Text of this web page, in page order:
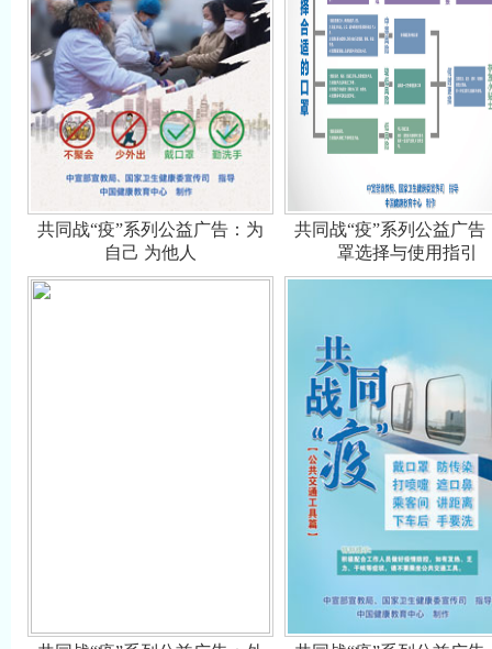
共同战“疫”系列公益广告：为
自己 为他人
共同战“疫”系列公益广告
罩选择与使用指引